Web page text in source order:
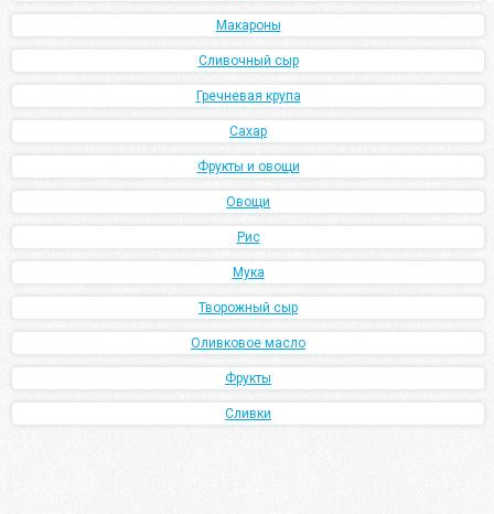
Макароны
Сливочный сыр
Гречневая крупа
Сахар
Фрукты и овощи
Овощи
Рис
Мука
Творожный сыр
Оливковое масло
Фрукты
Сливки